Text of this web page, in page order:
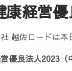
経営
越佐ロードは本
優良法人2023（